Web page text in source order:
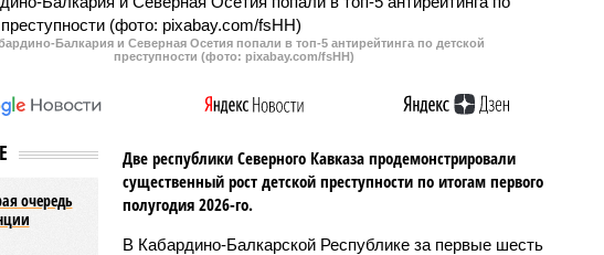
Балкария и Северная Осетия попали в топ-5 антирейтинга по детской
преступности (фото: pixabay.com/fsHH)
очередь
Две республики Северного Кавказа продемонстрировали
существенный рост детской преступности по итогам первого
полугодия 2026-го.
В Кабардино-Балкарской Республике за первые шесть